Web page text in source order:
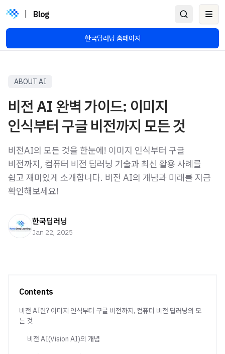
Blog
한국딥러닝 홈페이지
ABOUT AI
비전 AI 완벽 가이드: 이미지
인식부터 구글 비전까지 모든 것
비전AI의 모든 것을 한눈에! 이미지 인식부터 구글
비전까지, 컴퓨터 비전 딥러닝 기술과 최신 활용 사례를
쉽고 재미있게 소개합니다. 비전 AI의 개념과 미래를 지금
확인해보세요!
한국딥러닝
Jan 22, 2025
Contents
비전 AI란? 이미지 인식부터 구글 비전까지, 컴퓨터 비전 딥러닝의 모
든 것
비전 AI(Vision AI)의 개념